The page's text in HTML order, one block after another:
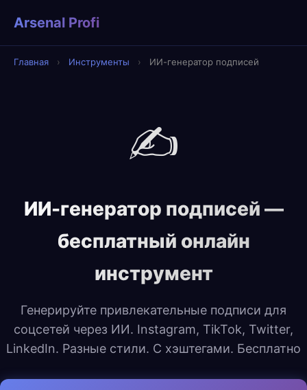
Arsenal Profi
Главная › Инструменты › ИИ-генератор подписей
✍️
ИИ-генератор подписей —
бесплатный онлайн
инструмент
Генерируйте привлекательные подписи для
соцсетей через ИИ. Instagram, TikTok, Twitter,
LinkedIn. Разные стили. С хэштегами. Бесплатно